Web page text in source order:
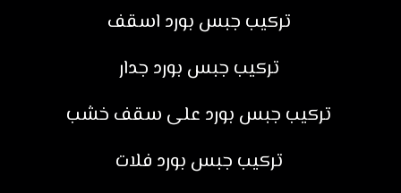
تركيب جبس بورد اسقف
تركيب جبس بورد جدار
تركيب جبس بورد على سقف خشب
تركيب جبس بورد فلات